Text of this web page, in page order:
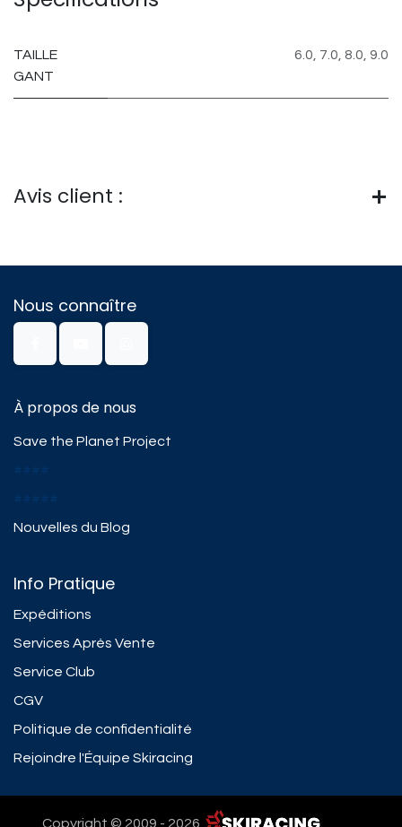
TAILLE
GANT
6.0 7.0 8.0 9.0
Avis client :
Nous connaître
À propos de nous
Save the Planet Project
####
#####
Nouvelles du Blog
Info Pratique
Expéditions
Services Après Vente
Service Club
CGV
Politique de confidentialité
Rejoindre l'Équipe Skiracing
Copyright © 2009 - 2026 ​